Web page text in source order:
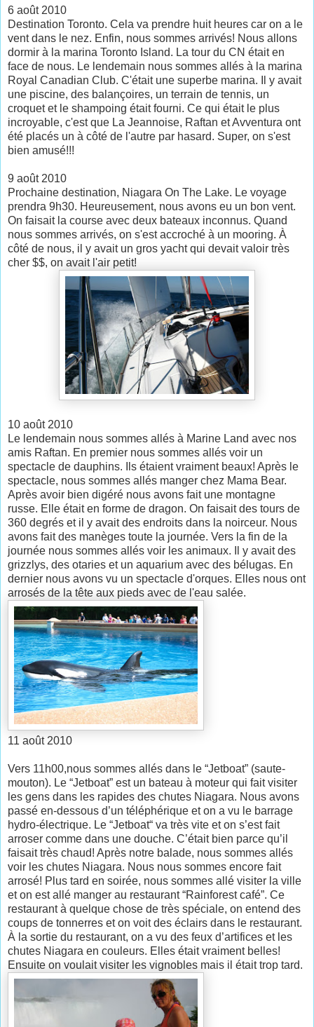
6 août 2010
Destination Toronto. Cela va prendre huit heures car on a le
vent dans le nez. Enfin, nous sommes arrivés! Nous allons
dormir à la marina Toronto Island. La tour du CN était en
face de nous. Le lendemain nous sommes allés à la marina
Royal Canadian Club. C'était une superbe marina. Il y avait
une piscine, des balançoires, un terrain de tennis, un
croquet et le shampoing était fourni. Ce qui était le plus
incroyable, c'est que La Jeannoise, Raftan et Avventura ont
été placés un à côté de l'autre par hasard. Super, on s'est
bien amusé!!!
9 août 2010
Prochaine destination, Niagara On The Lake. Le voyage
prendra 9h30. Heureusement, nous avons eu un bon vent.
On faisait la course avec deux bateaux inconnus. Quand
nous sommes arrivés, on s'est accroché à un mooring. À
côté de nous, il y avait un gros yacht qui devait valoir très
cher $$, on avait l'air petit!
10 août 2010
Le lendemain nous sommes allés à Marine Land avec nos
amis Raftan. En premier nous sommes allés voir un
spectacle de dauphins. Ils étaient vraiment beaux! Après le
spectacle, nous sommes allés manger chez Mama Bear.
Après avoir bien digéré nous avons fait une montagne
russe. Elle était en forme de dragon. On faisait des tours de
360 degrés et il y avait des endroits dans la noirceur. Nous
avons fait des manèges toute la journée. Vers la fin de la
journée nous sommes allés voir les animaux. Il y avait des
grizzlys, des otaries et un aquarium avec des bélugas. En
dernier nous avons vu un spectacle d'orques. Elles nous ont
arrosés de la tête aux pieds avec de l'eau salée.
11 août 2010
Vers 11h00,nous sommes allés dans le “Jetboat” (saute-
mouton). Le “Jetboat” est un bateau à moteur qui fait visiter
les gens dans les rapides des chutes Niagara. Nous avons
passé en-dessous d’un téléphérique et on a vu le barrage
hydro-électrique. Le “Jetboat“ va très vite et on s’est fait
arroser comme dans une douche. C’était bien parce qu’il
faisait très chaud! Après notre balade, nous sommes allés
voir les chutes Niagara. Nous nous sommes encore fait
arrosé! Plus tard en soirée, nous sommes allé visiter la ville
et on est allé manger au restaurant “Rainforest café”. Ce
restaurant à quelque chose de très spéciale, on entend des
coups de tonnerres et on voit des éclairs dans le restaurant.
À la sortie du restaurant, on a vu des feux d’artifices et les
chutes Niagara en couleurs. Elles était vraiment belles!
Ensuite on voulait visiter les vignobles mais il était trop tard.